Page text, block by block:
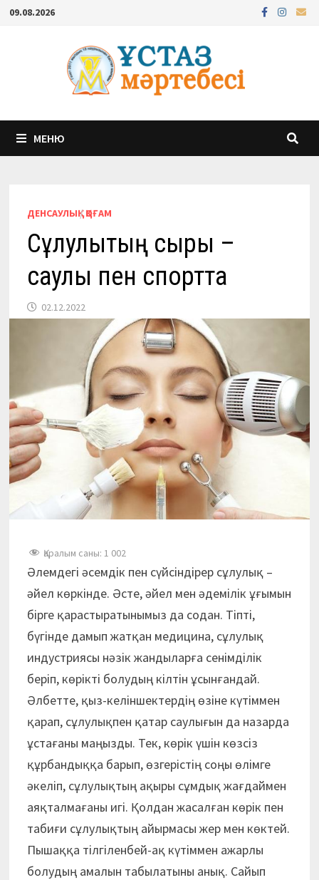
Перейти
содержимому
09.08.2026
МЕНЮ
ДЕНСАУЛЫҚ/ҚОҒАМ
Сұлулықтың сыры –
саулық пен спортта
02.12.2022
Қаралым саны: 1 002
Әлемдегі әсемдік пен сүйсіндірер сұлулық –
әйел көркінде. Әсте, әйел мен әдемілік ұғымын
бірге қарастыратынымыз да содан. Тіпті,
бүгінде дамып жатқан медицина, сұлулық
индустриясы нәзік жандыларға сенімділік
беріп, көрікті болудың кілтін ұсынғандай.
Әлбетте, қыз-келіншектердің өзіне күтіммен
қарап, сұлулықпен қатар саулығын да назарда
ұстағаны маңызды. Тек, көрік үшін көзсіз
құрбандыққа барып, өзгерістің соңы өлімге
әкеліп, сұлулықтың ақыры сұмдық жағдаймен
аяқталмағаны игі. Қолдан жасалған көрік пен
табиғи сұлулықтың айырмасы жер мен көктей.
Пышаққа тілгіленбей-ақ күтіммен ажарлы
болудың амалын табылатыны анық. Сайып